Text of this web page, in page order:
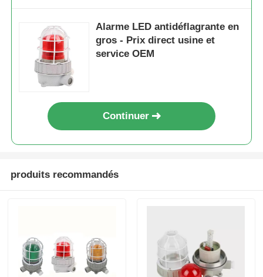
Alarme LED antidéflagrante en
gros - Prix direct usine et
service OEM
Continuer
produits recommandés